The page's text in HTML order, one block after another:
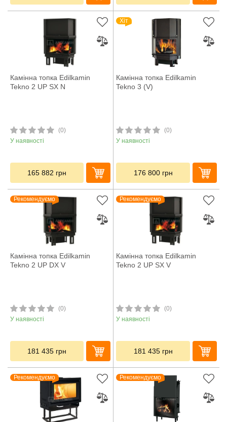
Камінна топка Edilkamin
Tekno 2 UP SX N
(0)
У наявності
165 882 грн
Хіт
Камінна топка Edilkamin
Tekno 3 (V)
(0)
У наявності
176 800 грн
Рекомендуємо
Камінна топка Edilkamin
Tekno 2 UP DX V
(0)
У наявності
181 435 грн
Рекомендуємо
Камінна топка Edilkamin
Tekno 2 UP SX V
(0)
У наявності
181 435 грн
Рекомендуємо Рекомендуємо